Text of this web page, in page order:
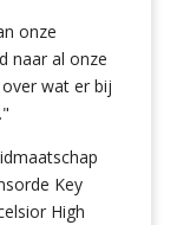
onze
naar al onze
wat er bij
Key
High